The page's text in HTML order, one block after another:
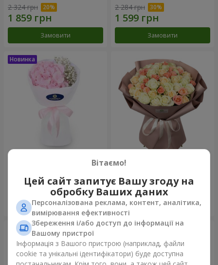
2 324 грн
Замовити
2 284 грн
Замовити
1 175 грн
Замовити
4 999 грн
Замовити
Вітаємо!
Цей сайт запитує Вашу згоду на
обробку Ваших даних
Персоналізована реклама, контент, аналітика,
вимірювання ефективності
Збереження і/або доступ до інформації на
Вашому пристрої
Інформація з Вашого пристрою (наприклад, файли
cookie та унікальні ідентифікатори) буде доступна